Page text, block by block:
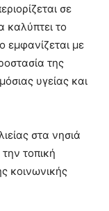
σε
καλύπτει το
εμφανίζεται με
της
υγείας και
στα νησιά
τοπική
κοινωνικής